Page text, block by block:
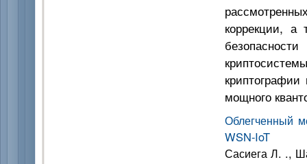
коррекции, а
мощного
Облегченный
WSN-IoT
Сасиега Л. .,